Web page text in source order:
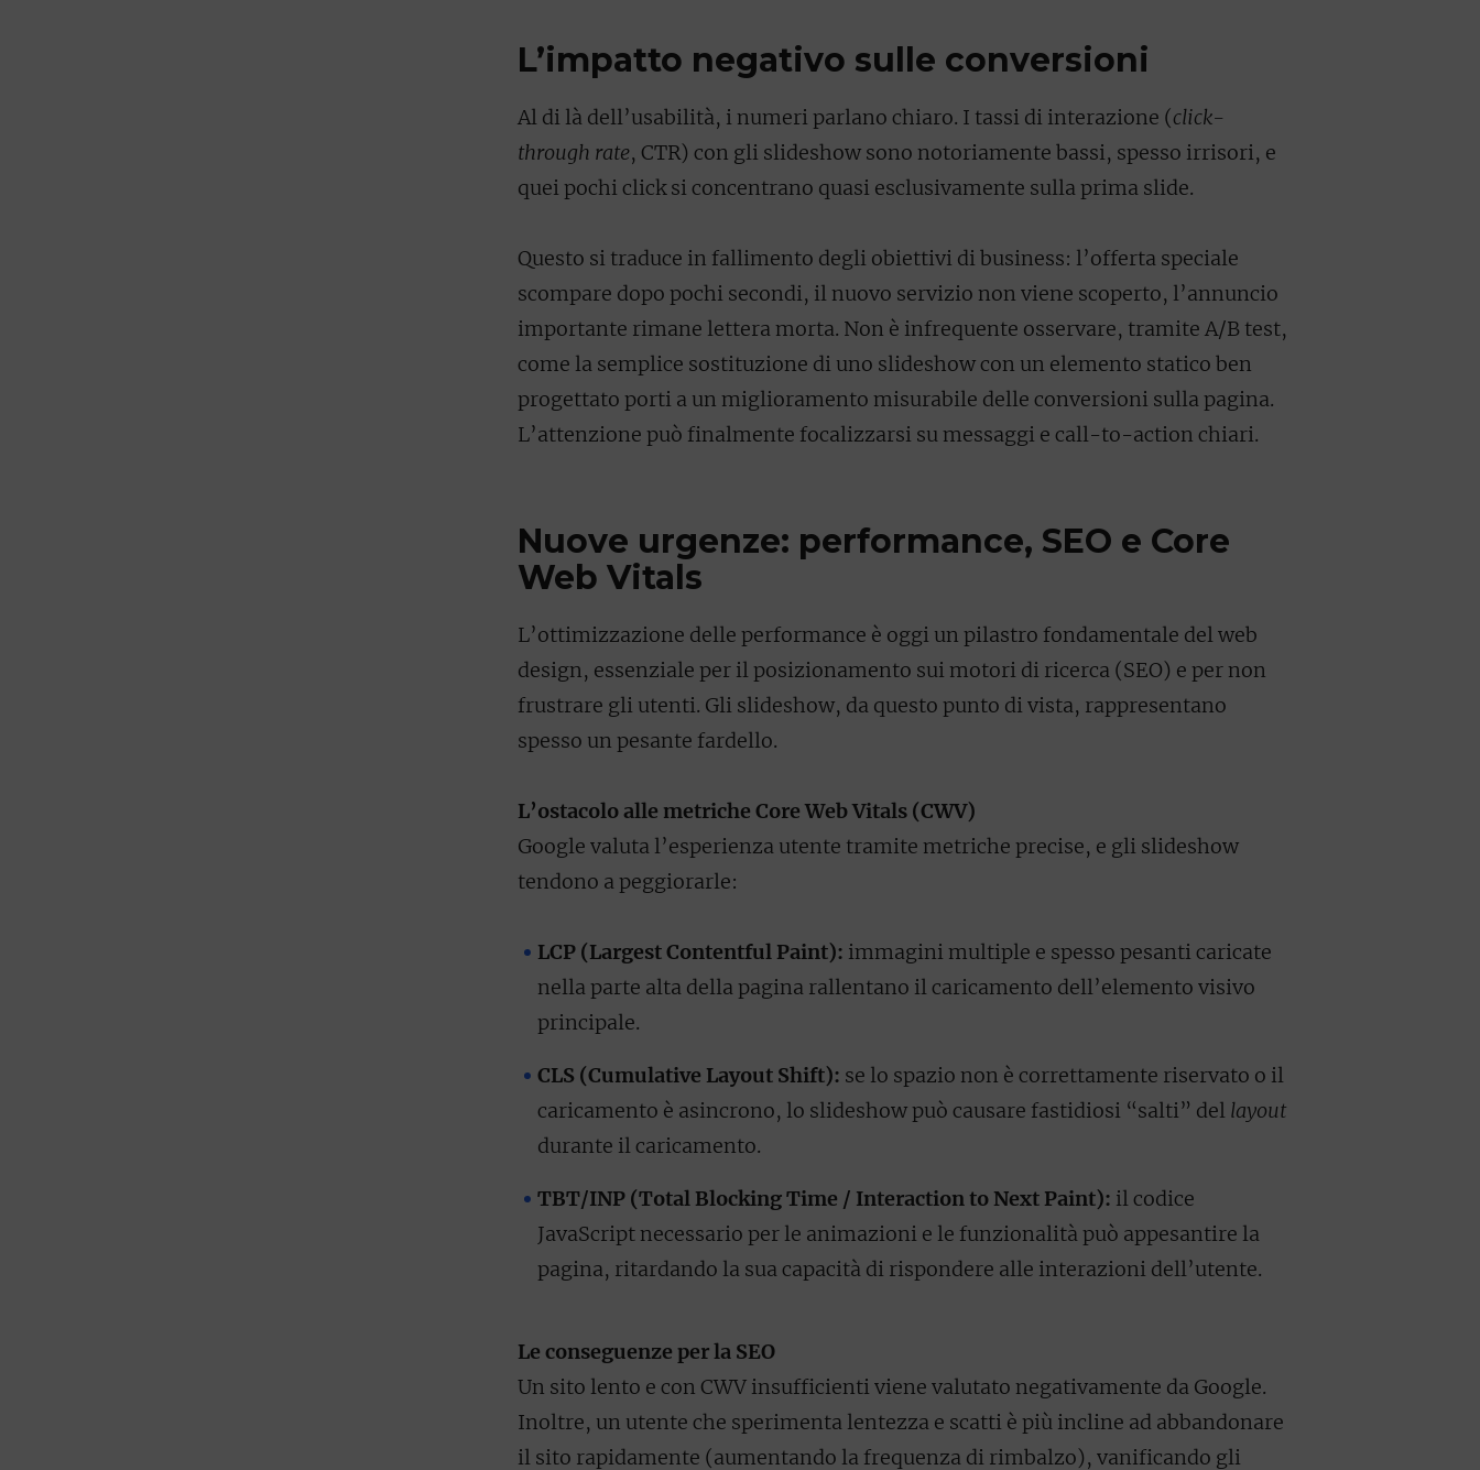
L’impatto negativo sulle conversioni
Al di là dell’usabilità, i numeri parlano chiaro. I tassi di interazione (click-
through rate, CTR) con gli slideshow sono notoriamente bassi, spesso irrisori, e
quei pochi click si concentrano quasi esclusivamente sulla prima slide.
Questo si traduce in fallimento degli obiettivi di business: l’offerta speciale
scompare dopo pochi secondi, il nuovo servizio non viene scoperto, l’annuncio
importante rimane lettera morta. Non è infrequente osservare, tramite A/B test,
come la semplice sostituzione di uno slideshow con un elemento statico ben
progettato porti a un miglioramento misurabile delle conversioni sulla pagina.
L’attenzione può finalmente focalizzarsi su messaggi e call-to-action chiari.
Nuove urgenze: performance, SEO e Core
Web Vitals
L’ottimizzazione delle performance è oggi un pilastro fondamentale del web
design, essenziale per il posizionamento sui motori di ricerca (SEO) e per non
frustrare gli utenti. Gli slideshow, da questo punto di vista, rappresentano
spesso un pesante fardello.
L’ostacolo alle metriche Core Web Vitals (CWV)
Google valuta l’esperienza utente tramite metriche precise, e gli slideshow
tendono a peggiorarle:
LCP (Largest Contentful Paint): immagini multiple e spesso pesanti caricate
nella parte alta della pagina rallentano il caricamento dell’elemento visivo
principale.
CLS (Cumulative Layout Shift): se lo spazio non è correttamente riservato o il
caricamento è asincrono, lo slideshow può causare fastidiosi “salti” del layout
durante il caricamento.
TBT/INP (Total Blocking Time / Interaction to Next Paint): il codice
JavaScript necessario per le animazioni e le funzionalità può appesantire la
pagina, ritardando la sua capacità di rispondere alle interazioni dell’utente.
Le conseguenze per la SEO
Un sito lento e con CWV insufficienti viene valutato negativamente da Google.
Inoltre, un utente che sperimenta lentezza e scatti è più incline ad abbandonare
il sito rapidamente (aumentando la frequenza di rimbalzo), vanificando gli